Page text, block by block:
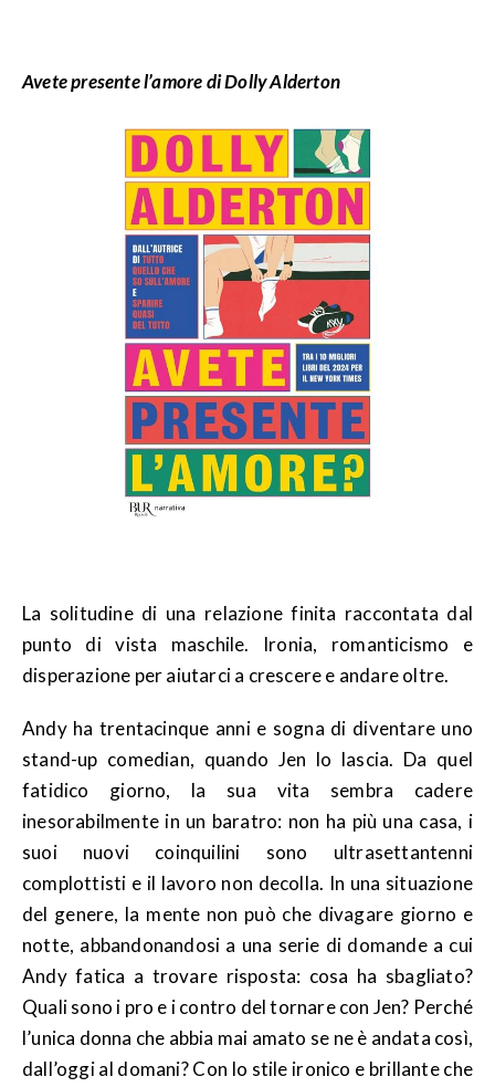
Avete presente l’amore di Dolly Alderton
La solitudine di una relazione finita raccontata dal
punto di vista maschile. Ironia, romanticismo e
disperazione per aiutarci a crescere e andare oltre.
Andy ha trentacinque anni e sogna di diventare uno
stand-up comedian, quando Jen lo lascia. Da quel
fatidico giorno, la sua vita sembra cadere
inesorabilmente in un baratro: non ha più una casa, i
suoi nuovi coinquilini sono ultrasettantenni
complottisti e il lavoro non decolla. In una situazione
del genere, la mente non può che divagare giorno e
notte, abbandonandosi a una serie di domande a cui
Andy fatica a trovare risposta: cosa ha sbagliato?
Quali sono i pro e i contro del tornare con Jen? Perché
l’unica donna che abbia mai amato se ne è andata così,
dall’oggi al domani? Con lo stile ironico e brillante che